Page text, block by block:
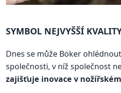
SYMBOL NEJVYŠŠÍ
Dnes se může Böker
společnosti, v níž společnost
zajišťuje inovace v